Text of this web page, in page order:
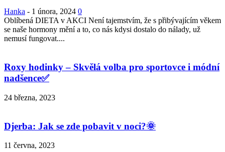
Hanka - 1 února, 2024 0
Oblíbená DIETA v AKCI Není tajemstvím, že s přibývajícím věkem
se naše hormony mění a to, co nás kdysi dostalo do nálady, už
nemusí fungovat....
Roxy hodinky – Skvělá volba pro sportovce i módní
nadšence✅
24 března, 2023
Djerba: Jak se zde pobavit v noci?🌞
11 června, 2023